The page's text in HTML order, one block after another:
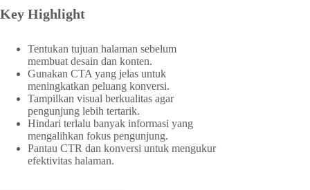
Key Highlight
Tentukan tujuan halaman sebelum
membuat desain dan konten.
Gunakan CTA yang jelas untuk
meningkatkan peluang konversi.
Tampilkan visual berkualitas agar
pengunjung lebih tertarik.
Hindari terlalu banyak informasi yang
mengalihkan fokus pengunjung.
Pantau CTR dan konversi untuk mengukur
efektivitas halaman.